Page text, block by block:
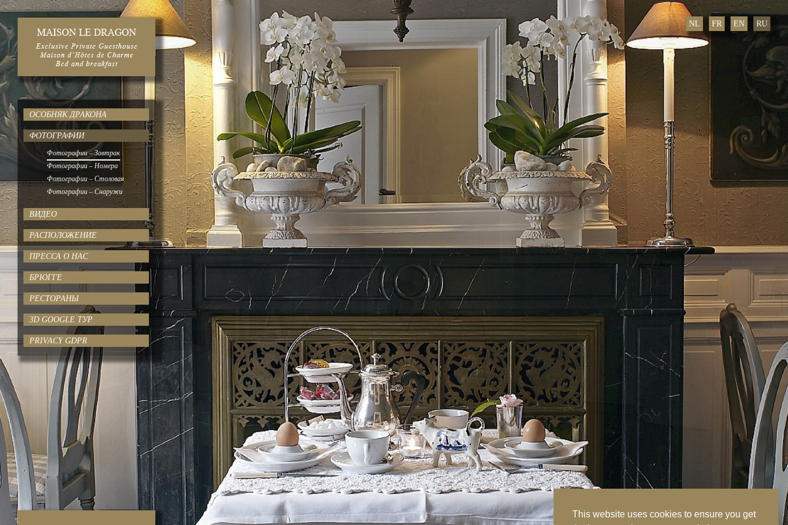
This website uses cookies to ensure you get
ОСОБНЯК ДРАКОНА
ФОТОГРАФИИ
Фотографии – Завтрак
Фотографии – Номера
Фотографии – Столовая
Фотографии – Снаружи
ВИДЕО
РАСПОЛОЖЕНИЕ
ПРЕССА О НАС
БРЮГГЕ
РЕСТОРАНЫ
3D GOOGLE ТУР
PRIVACY GDPR
NL FR EN RU